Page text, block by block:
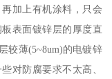
加上有机涂料，只会
表面镀锌层的厚度直
较薄(5~8um)的电镀锌
对防腐要求不太高、